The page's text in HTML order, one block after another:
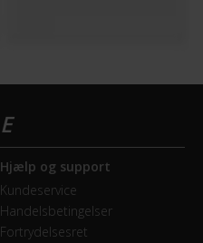
Hjælp og support
Kundeservice
Handelsbetingelser
Fortrydelsesret